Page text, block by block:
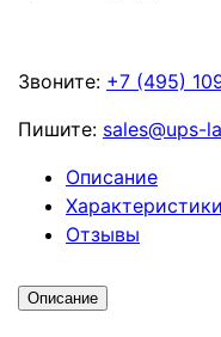
Звоните: +7 (495)
Пишите: sales@ups-
Описание
Характеристики
Отзывы
Описание